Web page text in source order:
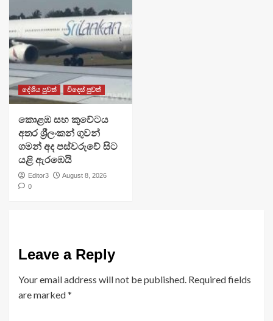
දේශීය පුවත් විදෙස් පුවත්
​කොළඹ සහ කුවේටය
අතර ශ්‍රීලංකන් ගුවන්
ගමන් අද පස්වරුවේ සිට
යළි ඇරඹෙයි
Editor3
August 8, 2026
0
Leave a Reply
Your email address will not be published. Required fields
are marked*